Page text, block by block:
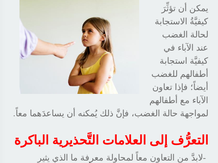
يمكن أن تؤثِّرَ
كيفيَّةُ الاستجابة
لحالة الغضب
عند الآباء في
كيفيَّة استجابة
أطفالهم للغضب
أيضاً؛ فإذا تعاون
الآباء مع أطفالهم
لمواجهة حالة الغضب، فإنَّ ذلك يُمكنه أن يساعدَهما معاً.
التعرُّف إلى العلامات التَّحذيرية الباكرة
-لابدَّ من التعاون معاً لمحاولة معرفة ما الذي يثير